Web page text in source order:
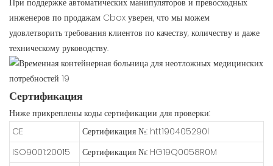
При поддержке автоматических манипуляторов и превосходных
инженеров по продажам Cbox уверен, что мы можем
удовлетворить требования клиентов по качеству, количеству и даже
техническому руководству.
Сертификация
Ниже прикреплены коды сертификации для проверки:
CE
Сертификация №: htt190405290l
ISO9001:20015
Сертификация №: HG19Q0058R0M